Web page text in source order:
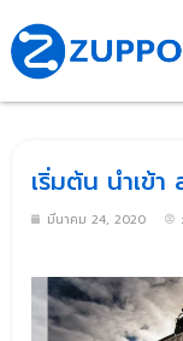
เริ่มต้น นำเข้
มีนาคม 24, 2020